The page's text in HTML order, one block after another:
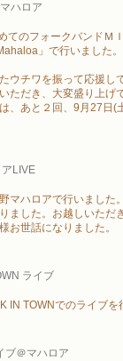
ハロア
てのフォークバンドＭ
」で行いました
ウチワを振って応援
ただき、大変盛り上げ
、あと２回、9月27日
LIVE
マハロアで行いまし
ました。お越しいた
お世話になりました。
ライブ
IN TOWNでのライブ
＠マハロア